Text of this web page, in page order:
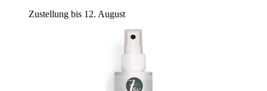
Zustellung bis 12. August